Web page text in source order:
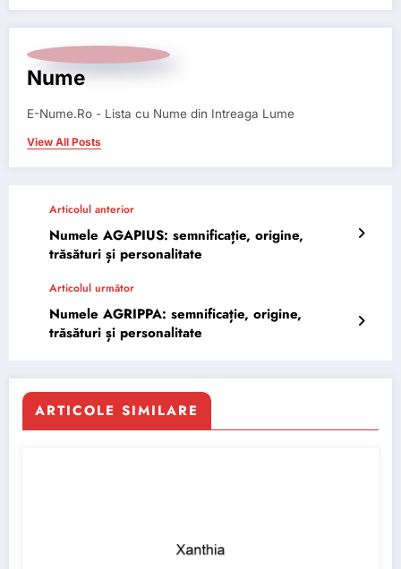
Nume
E-Nume.Ro - Lista cu Nume din Intreaga Lume
View All Posts
Articolul anterior
Numele AGAPIUS: semnificație, origine,
trăsături și personalitate
Articolul următor
Numele AGRIPPA: semnificație, origine,
trăsături și personalitate
ARTICOLE SIMILARE